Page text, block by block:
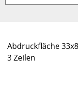
Abdruckfläche
3 Zeilen